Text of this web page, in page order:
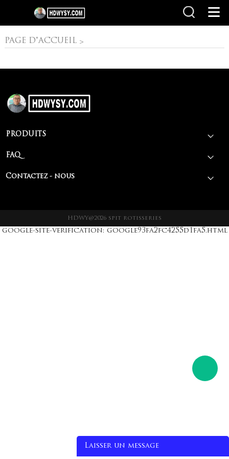
PAGE D'ACCUEIL>
PRODUITS
FAQ
Contactez - nous
HDWY@2026 spit rotisseries
Laisser un message
google-site-verification: google93fa2fc4255d1fa5.html